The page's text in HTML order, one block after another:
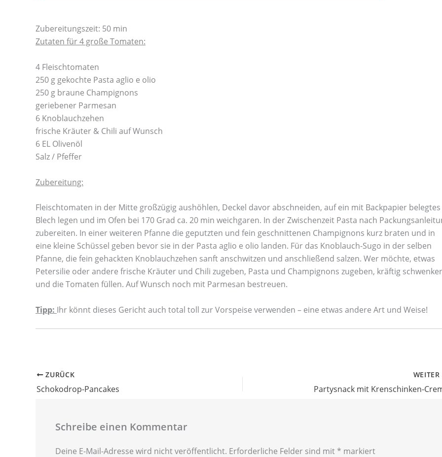
Zubereitungszeit: 50 min
Zutaten für 4 große Tomaten:
4 Fleischtomaten
250 g gekochte Pasta aglio e olio
250 g braune Champignons
geriebener Parmesan
6 Knoblauchzehen
frische Kräuter & Chili auf Wunsch
6 EL Olivenöl
Salz / Pfeffer
Zubereitung:
Fleischtomaten in der Mitte großzügig aushöhlen, Deckel davor abschneiden, auf ein mit Backpapier belegtes
Blech legen und im Ofen bei 170 Grad ca. 20 min weichgaren. In der Zwischenzeit Pasta nach
zubereiten. In einer weiteren Pfanne die geputzten und fein geschnittenen Champignons kurz braten und in
eine kleine Schüssel geben bevor sie in der Pasta aglio e olio landen. Für das Knoblauch-Sugo in der selben
Pfanne, die fein gehackten Knoblauchzehen sanft anschwitzen und anschließend salzen. Wer möchte, etwas
Petersilie oder andere frische Kräuter und Chili zugeben, Pasta und Champignons zugeben, kräftig
und die Tomaten füllen. Auf Wunsch noch mit Parmesan bestreuen.
Tipp: Ihr könnt dieses Gericht auch total toll zur Vorspeise verwenden – eine etwas andere Art und Weise!
ZURÜCK
Schokodrop-Pancakes
WEITER
Partysnack mit Krenschinken-
Schreibe einen Kommentar
Deine E-Mail-Adresse wird nicht veröffentlicht. Erforderliche Felder sind mit * markiert